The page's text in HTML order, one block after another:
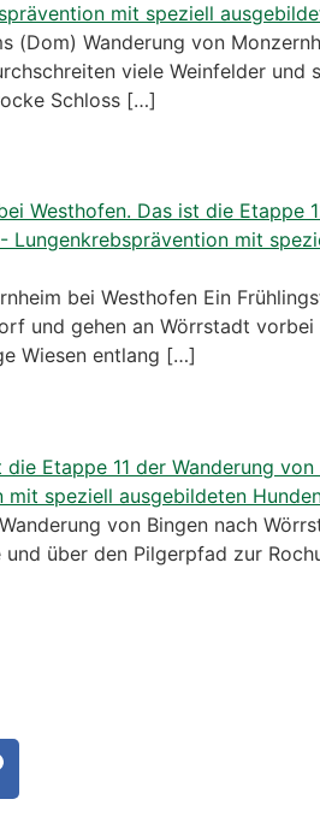
(Dom) Wanderung von
viele Weinfelder und
Schloss […]
bei Westhofen Ein
und gehen an Wörrstadt vorbei
Wiesen entlang […]
von Bingen nach
über den Pilgerpfad zur